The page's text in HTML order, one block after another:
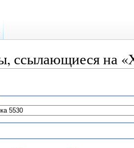
ссылающиеся на